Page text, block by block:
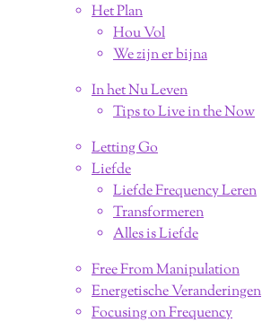
Het Plan
Hou Vol
We zijn er bijna
In het Nu Leven
Tips to Live in the Now
Letting Go
Liefde
Liefde Frequency Leren
Transformeren
Alles is Liefde
Free From Manipulation
Energetische Veranderingen
Focusing on Frequency